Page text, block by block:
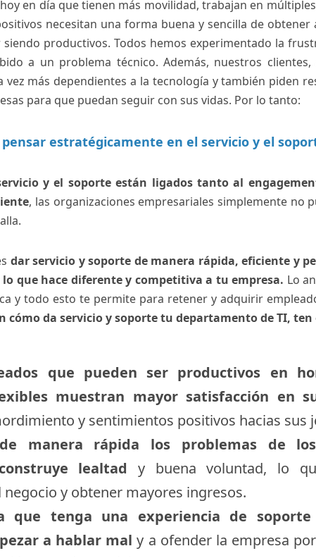
en día que tienen más movilidad, trabajan en
necesitan una forma buena y sencilla de obtener
productivos. Todos hemos experimentado la
a un problema técnico. Además, nuestros
vez más dependientes a la tecnología y también piden
para que puedan seguir con sus vidas. Por lo tanto:
estratégicamente en el servicio y el
y el soporte están ligados tanto al
, las organizaciones empresariales simplemente no
dar servicio y soporte de manera rápida, eficiente y
lo que hace diferente y competitiva a tu empresa. Lo
y todo esto te permite para retener y adquirir
cómo da servicio y soporte tu departamento de TI,
que pueden ser productivos en
muestran mayor satisfacción en
y sentimientos positivos hacias sus
manera rápida los problemas de
lealtad y buena voluntad, lo
negocio y obtener mayores ingresos.
que tenga una experiencia de soporte
a hablar mal y a ofender la empresa